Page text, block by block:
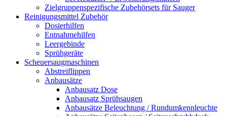
Zielgruppenspezifische Zubehörsets für Sauger
Reinigungsmittel Zubehör
Dosierhilfen
Entnahmehilfen
Leergebinde
Sprühgeräte
Scheuersaugmaschinen
Abstreiflippen
Anbausätze
Anbausatz Dose
Anbausatz Sprühsaugen
Anbausätze Beleuchtung / Rundumkennleuchte